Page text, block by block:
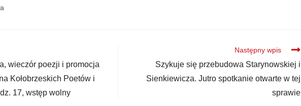
wieczór poezji i promocja
Kołobrzeskich Poetów i
17, wstęp wolny
Następny wpis
Szykuje się przebudowa Starynowskiej i
Sienkiewicza. Jutro spotkanie otwarte w tej
sprawie